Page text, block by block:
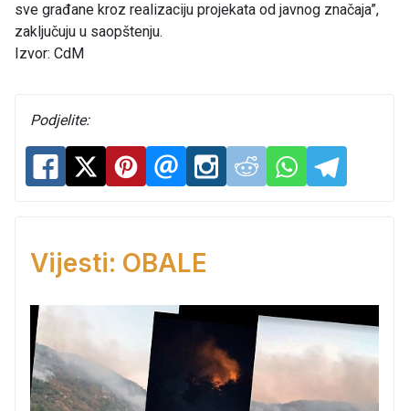
sve građane kroz realizaciju projekata od javnog značaja”,
zaključuju u saopštenju.
Izvor: CdM
Podjelite:
Vijesti: OBALE